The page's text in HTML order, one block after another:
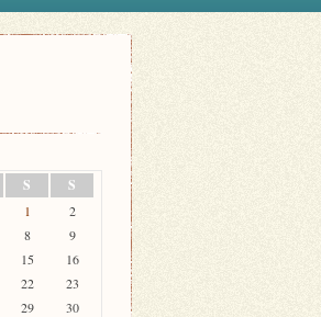
S S
1
2
8
9
15
16
22
23
29
30